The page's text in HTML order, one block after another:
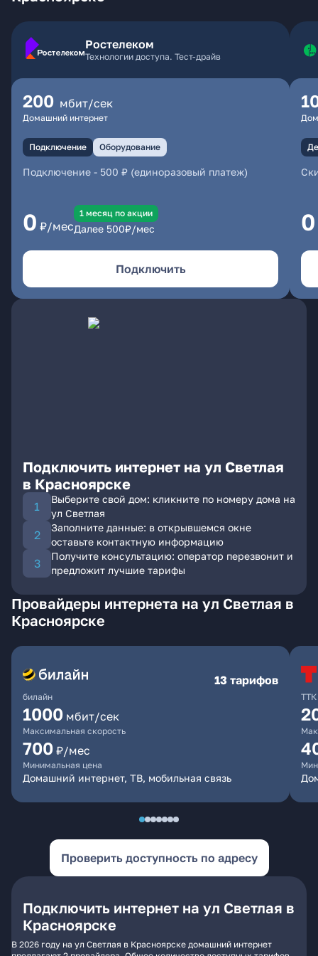
Ростелеком
Технологии доступа. Тест-драйв
200 мбит/сек
Домашний интернет
Подключение Оборудование
Подключение - 500 ₽ (единоразовый платеж)
0 ₽/мес
1 месяц по акции
Далее 500₽/мес
Подключить
0
Подключить интернет на ул Светлая
в Красноярске
Выберите свой дом: кликните по номеру дома на
ул Светлая
Заполните данные: в открывшемся окне
оставьте контактную информацию
Получите консультацию: оператор перезвонит и
предложит лучшие тарифы
Провайдеры интернета на ул Светлая в
Красноярске
билайн
13 тарифов
1000 мбит/сек
Максимальная скорость
700 ₽/мес
Минимальная цена
Домашний интернет, ТВ, мобильная связь
ТТК
Проверить доступность по адресу
Подключить интернет на ул Светлая в
Красноярске
В 2026 году на ул Светлая в Красноярске домашний интернет